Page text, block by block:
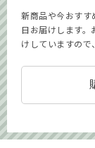
新商品や今おすす
日お届けします
けしていますので